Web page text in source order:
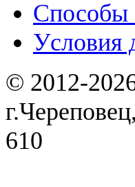
Способы
Уcловия
© 2012-
610